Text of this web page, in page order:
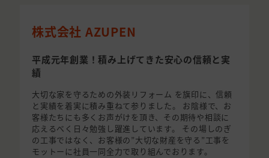
株式会社 AZUPEN
平成元年創業！積み上げてきた安心の信頼と実
績
大切な家を守るための外装リフォーム を旗印に、信頼
と実績を着実に積み重ねて参りました。 お陰様で、お
客様たちにも多くお声がけを頂き、その期待や相談に
応えるべく日々勉強し躍進しています。 その場しのぎ
の工事ではなく、お客様の”大切な財産を守る”工事を
モットーに社員一同全力で取り組んでおります。